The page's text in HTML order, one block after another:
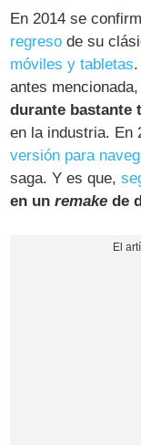
En 2014 se
regreso de su
móviles y tabletas
antes mencionada,
durante bastante
en la industria. En
versión para
saga. Y es que,
en unremake de